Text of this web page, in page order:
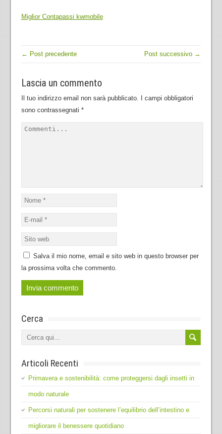
Miglior Contapassi kwmobile
← Post precedente Post successivo →
Lascia un commento
Il tuo indirizzo email non sarà pubblicato.
I campi obbligatori
sono contrassegnati *
Salva il mio nome, email e sito web in questo browser per
la prossima volta che commento.
Cerca
Articoli Recenti
Primavera e sostenibilità: come proteggersi dagli insetti in
modo naturale
Percorsi naturali per sostenere l’equilibrio dell’intestino e
migliorare il benessere quotidiano